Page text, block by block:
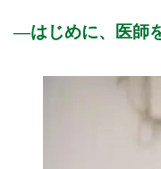
はじめに、医師